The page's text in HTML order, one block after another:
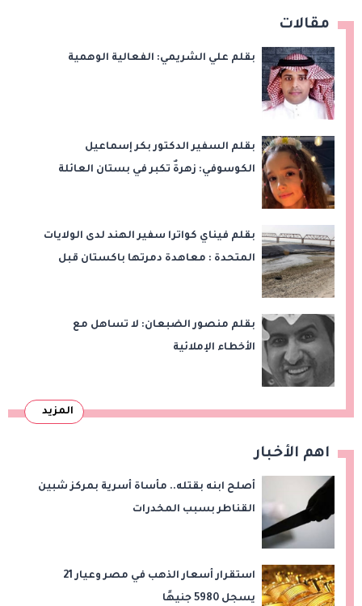
مقالات
بقلم علي الشريمي: الفعالية الوهمية
بقلم السفير الدكتور بكر إسماعيل
الكوسوفي: زهرةٌ تكبر في بستان العائلة
بقلم فيناي كواترا سفير الهند لدى الولايات
المتحدة : معاهدة دمرتها باكستان قبل
بقلم منصور الضبعان: لا تساهل مع
الأخطاء الإملائية
المزيد
اهم الأخبار
أصلح ابنه بقتله.. مأساة أسرية بمركز شبين
القناطر بسبب المخدرات
استقرار أسعار الذهب في مصر وعيار 21
يسجل 5980 جنيهًا